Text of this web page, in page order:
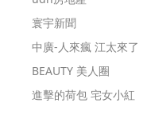
寰宇新聞
中廣-人來瘋 江太來了
BEAUTY 美人圈
進擊的荷包 宅女小紅